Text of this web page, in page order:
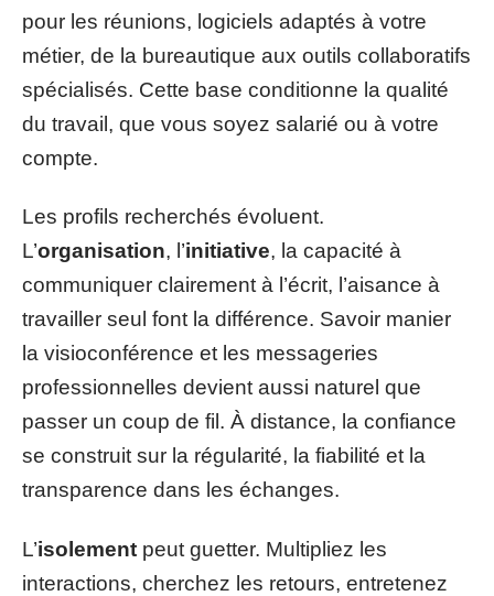
pour les réunions, logiciels adaptés à votre
métier, de la bureautique aux outils collaboratifs
spécialisés. Cette base conditionne la qualité
du travail, que vous soyez salarié ou à votre
compte.
Les profils recherchés évoluent.
L’organisation, l’initiative, la capacité à
communiquer clairement à l’écrit, l’aisance à
travailler seul font la différence. Savoir manier
la visioconférence et les messageries
professionnelles devient aussi naturel que
passer un coup de fil. À distance, la confiance
se construit sur la régularité, la fiabilité et la
transparence dans les échanges.
L’isolement peut guetter. Multipliez les
interactions, cherchez les retours, entretenez